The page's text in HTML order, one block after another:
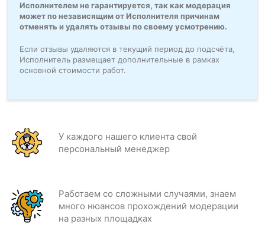
Исполнителем не гарантируется, так как модерация
может по независящим от Исполнителя причинам
отменять и удалять отзывы по своему усмотрению.
Если отзывы удаляются в текущий период до подсчёта,
Исполнитель размещает дополнительные в рамках
основной стоимости работ.
У каждого нашего клиента свой
персональный менеджер
Работаем со сложными случаями, знаем
много нюансов прохождений модерации
на разных площадках